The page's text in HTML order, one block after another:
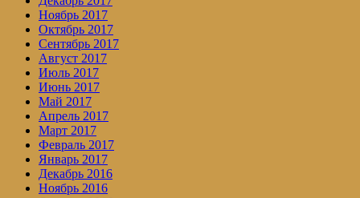
Ноябрь 2017
Октябрь 2017
Сентябрь 2017
Август 2017
Июль 2017
Июнь 2017
Май 2017
Апрель 2017
Март 2017
Февраль 2017
Январь 2017
Декабрь 2016
Ноябрь 2016